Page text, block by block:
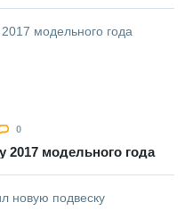
0
2017 модельного года